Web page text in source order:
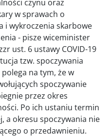
czynu oraz
w sprawach o
i wykroczenia skarbowe
- pisze wiceminister
ust. 6 ustawy COVID-19
tzw. spoczywania
na tym, że w
spoczywanie
przez okres
Po ich ustaniu termin
a okresu spoczywania nie
o przedawnieniu.